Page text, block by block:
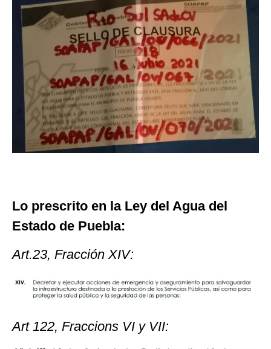
Lo prescrito en la Ley del Agua del
Estado de Puebla:
Art.23, Fracción XIV:
Art 122, Fraccions VI y VII: